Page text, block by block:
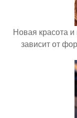
Новая красота
зависит от